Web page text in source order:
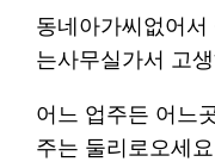
동네아가씨없어
는사무실가서 고
어느 업주든 어느
주는 둘리로오세